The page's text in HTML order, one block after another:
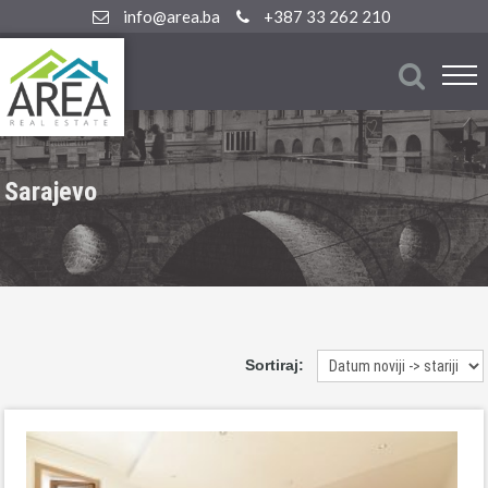
info@area.ba +387 33 262 210
Sarajevo
Sortiraj: